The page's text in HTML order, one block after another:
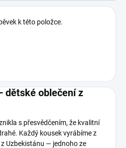
k této položce.
dětské oblečení z
s přesvědčením, že kvalitní
Každý kousek vyrábíme z
Uzbekistánu — jednoho ze